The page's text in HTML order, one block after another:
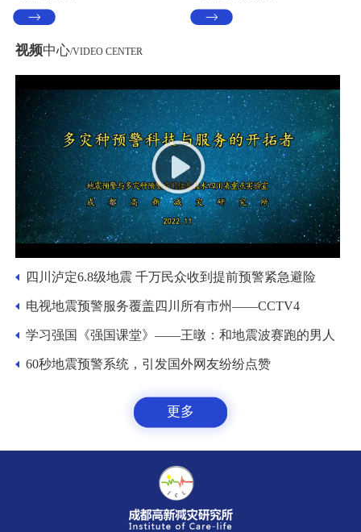
视频中心/VIDEO CENTER
四川泸定6.8级地震 千万民众收到提前预警紧急避险
电视地震预警服务覆盖四川所有市州——CCTV4
学习强国《强国课堂》——王暾：和地震波赛跑的男人
60秒地震预警系统，引发国外网友纷纷点赞
更多